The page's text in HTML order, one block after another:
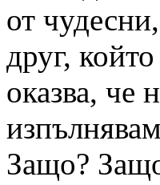
от
друг,
оказва, че
Защо?